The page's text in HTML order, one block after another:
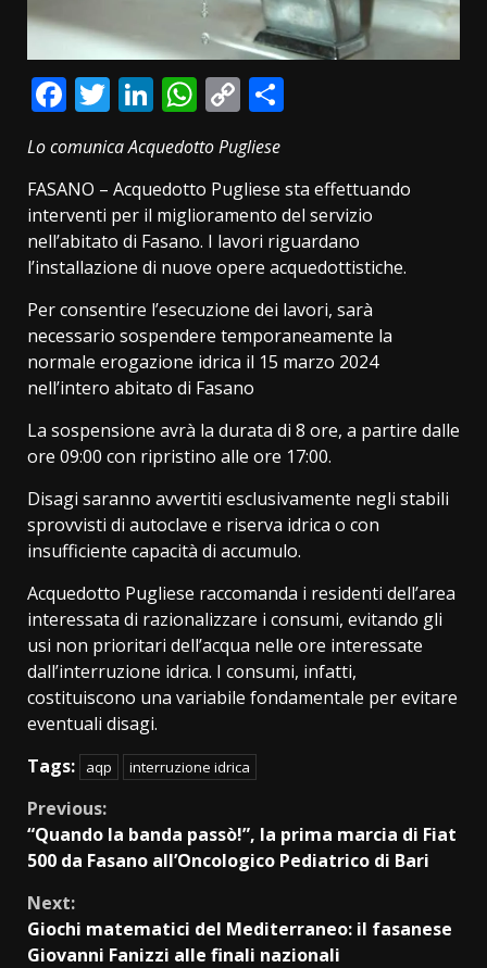
Facebook
Twitter
LinkedIn
WhatsApp
Copy
Link
Lo comunica Acquedotto Pugliese
FASANO – Acquedotto Pugliese sta effettuando
interventi per il miglioramento del servizio
nell’abitato di Fasano. I lavori riguardano
l’installazione di nuove opere acquedottistiche.
Per consentire l’esecuzione dei lavori, sarà
necessario sospendere temporaneamente la
normale erogazione idrica il 15 marzo 2024
nell’intero abitato di Fasano
La sospensione avrà la durata di 8 ore, a partire dalle
ore 09:00 con ripristino alle ore 17:00.
Disagi saranno avvertiti esclusivamente negli stabili
sprovvisti di autoclave e riserva idrica o con
insufficiente capacità di accumulo.
Acquedotto Pugliese raccomanda i residenti dell’area
interessata di razionalizzare i consumi, evitando gli
usi non prioritari dell’acqua nelle ore interessate
dall’interruzione idrica. I consumi, infatti,
costituiscono una variabile fondamentale per evitare
eventuali disagi.
Tags:
aqp interruzione idrica
Continue
Reading
Previous:
“Quando la banda passò!”, la prima marcia di Fiat
500 da Fasano all’Oncologico Pediatrico di Bari
Next:
Giochi matematici del Mediterraneo: il fasanese
Giovanni Fanizzi alle finali nazionali